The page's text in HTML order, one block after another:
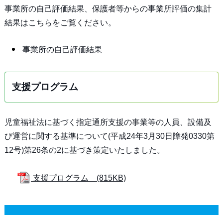
事業所の自己評価結果、保護者等からの事業所評価の集計
結果はこちらをご覧ください。
事業所の自己評価結果
支援プログラム
児童福祉法に基づく指定通所支援の事業等の人員、設備及
び運営に関する基準について(平成24年3月30日障発0330第
12号)第26条の2に基づき策定いたしました。
支援プログラム (815KB)